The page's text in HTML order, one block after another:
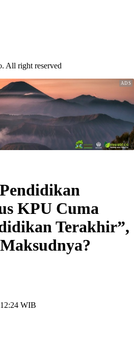
All right reserved
KPU Cuma
Terakhir”,
WIB